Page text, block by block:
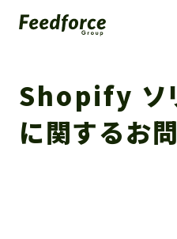
Shopify ソ
に関するお